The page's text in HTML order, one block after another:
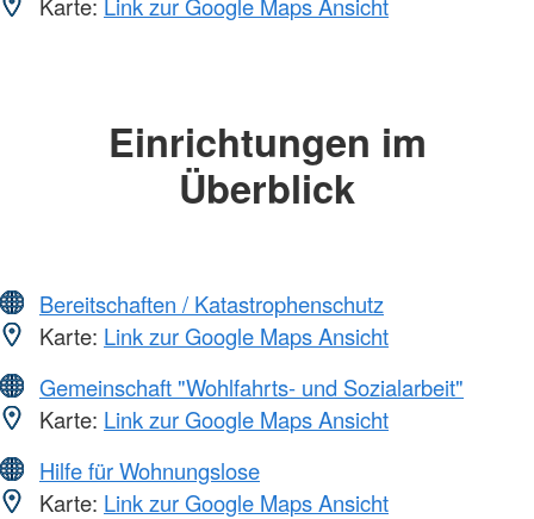
Karte: Link zur Google Maps Ansicht
Einrichtungen im
Überblick
Bereitschaften / Katastrophenschutz
Karte: Link zur Google Maps Ansicht
Gemeinschaft "Wohlfahrts- und Sozialarbeit"
Karte: Link zur Google Maps Ansicht
Hilfe für Wohnungslose
Karte: Link zur Google Maps Ansicht